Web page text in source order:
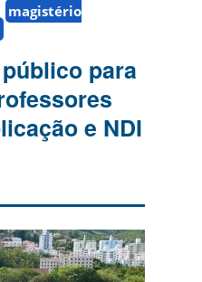
magistério
para
e NDI